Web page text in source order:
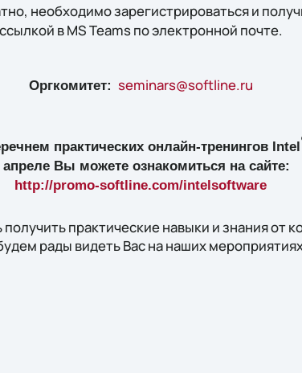
необходимо зарегистрироваться и
ссылкой в MS Teams по электронной почте.
Оргкомитет: seminars@softline.ru
практических онлайн-тренингов Intel
апреле Вы можете ознакомиться на сайте:
http://promo-softline.com/intelsoftware
практические навыки и знания от
рады видеть Вас на наших